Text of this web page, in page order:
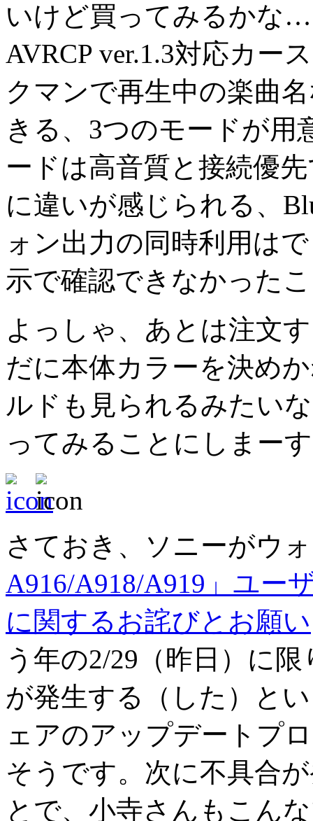
いけど買ってみるかな
AVRCP ver.1.3対応カー
クマンで再生中の楽曲
きる、3つのモードが用
ードは高音質と接続優
に違いが感じられる、
ォン出力の同時利用は
示で確認できなかった
よっしゃ、あとは注文
だに本体カラーを決め
ルドも見られるみたい
ってみることにしまー
さておき、ソニーがウ
A916/A918/A919」ユー
に関するお詫びとお願い
う年の2/29（昨日）に
が発生する（した）と
ェアのアップデートプ
そうです。次に不具合
とで、小寺さんもこん